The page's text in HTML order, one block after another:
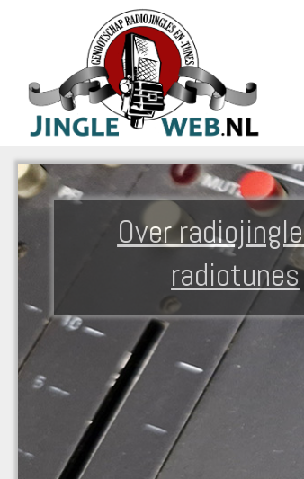
Over
radiotunes